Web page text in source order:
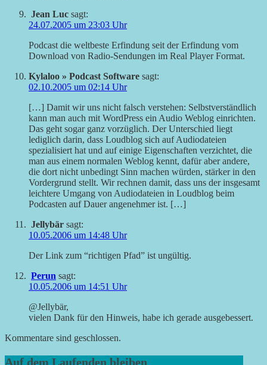
Jean Luc sagt:
24.07.2005 um 23:03 Uhr
Podcast die weltbeste Erfindung seit der Erfindung vom
Download von Radio-Sendungen im Real Player Format.
Kylaloo » Podcast Software sagt:
02.10.2005 um 02:14 Uhr
[…] Damit wir uns nicht falsch verstehen: Selbstverständlich
kann man auch mit WordPress ein Audio Weblog einrichten.
Das geht sogar ganz vorzüglich. Der Unterschied liegt
lediglich darin, dass Loudblog sich auf Audiodateien
spezialisiert hat und auf einige Eigenschaften verzichtet, die
man aus einem normalen Weblog kennt, dafür aber andere,
die dort nicht unbedingt Sinn machen würden, stärker in den
Vordergrund stellt. Wir rechnen damit, dass uns der insgesamt
leichtere Umgang von Audiodateien in Loudblog beim
Podcasten auf Dauer angenehmer ist. […]
Jellybär sagt:
10.05.2006 um 14:48 Uhr
Der Link zum “richtigen Pfad” ist ungültig.
Perun sagt:
10.05.2006 um 14:51 Uhr
@Jellybär,
vielen Dank für den Hinweis, habe ich gerade ausgebessert.
Kommentare sind geschlossen.
Auf dem Laufenden bleiben